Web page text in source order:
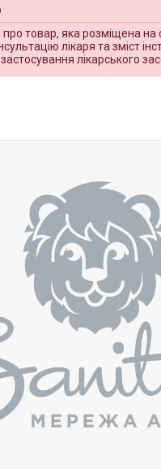
про товар, яка розміщена на
лікаря та зміст
лікарського